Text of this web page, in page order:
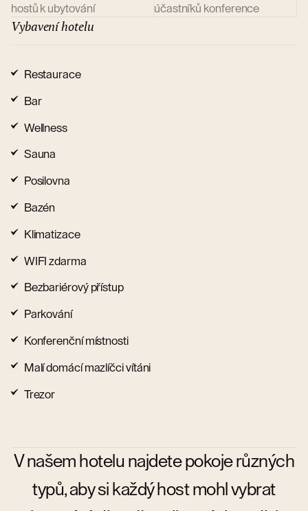
hostů k ubytování účastníků konference
Vybavení hotelu
Restaurace
Bar
Wellness
Sauna
Posilovna
Bazén
Klimatizace
WIFI zdarma
Bezbariérový přístup
Parkování
Konferenční místnosti
Malí domácí mazlíčci vítáni
Trezor
V našem hotelu najdete pokoje různých
typů, aby si každý host mohl vybrat